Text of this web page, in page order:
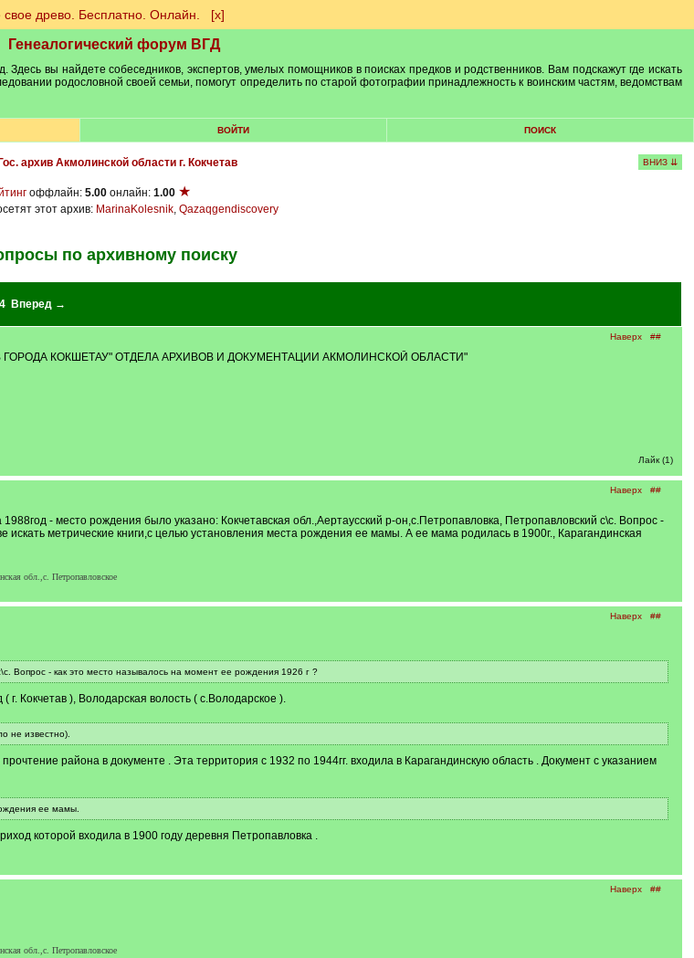
свое древо. Бесплатно. Онлайн. [х]
Генеалогический форум ВГД
вы найдете собеседников, экспертов, умелых помощников в поисках предков и родственников. Вам подскажут где искать
родословной своей семьи, помогут определить по старой фотографии принадлежность к воинским частям, ведомствам
ВОЙТИ ПОИСК
Гос. архив Акмолинской области г. Кокчетав ВНИЗ ⇊
оффлайн: 5.00 онлайн: 1.00 ★
этот архив: MarinaKolesnik, Qazaqgendiscovery
по архивному поиску
Вперед →
Наверх ##
КОКШЕТАУ" ОТДЕЛА АРХИВОВ И ДОКУМЕНТАЦИИ АКМОЛИНСКОЙ ОБЛАСТИ"
Лайк (1)
Наверх ##
- место рождения было указано: Кокчетавская обл.,Аертаусский р-он,с.Петропавловка, Петропавловский с\с. Вопрос -
метрические книги,с целью установления места рождения ее мамы. А ее мама родилась в 1900г., Карагандинская
обл.,с. Петропавловское
Наверх ##
Вопрос - как это место называлось на момент ее рождения 1926 г ?
г. Кокчетав ), Володарская волость ( с.Володарское ).
не известно).
района в документе . Эта территория с 1932 по 1944гг. входила в Карагандинскую область . Документ с указанием
ее мамы.
которой входила в 1900 году деревня Петропавловка .
Наверх ##
обл.,с. Петропавловское